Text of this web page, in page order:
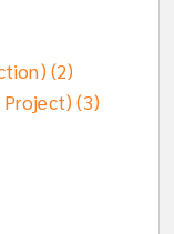
(2)
Project) (3)